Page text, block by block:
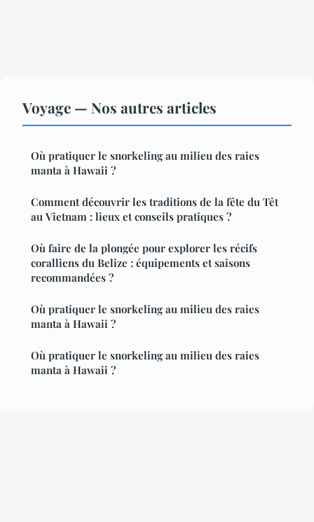
Voyage — Nos autres articles
Où pratiquer le snorkeling au milieu des raies
manta à Hawaii ?
Comment découvrir les traditions de la fête du Têt
au Vietnam : lieux et conseils pratiques ?
Où faire de la plongée pour explorer les récifs
coralliens du Belize : équipements et saisons
recommandées ?
Où pratiquer le snorkeling au milieu des raies
manta à Hawaii ?
Où pratiquer le snorkeling au milieu des raies
manta à Hawaii ?